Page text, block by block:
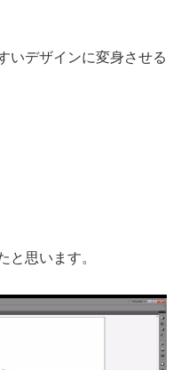
いデザインに変身させる
思います。